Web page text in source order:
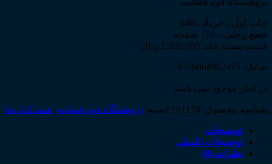
چاپ اول ـ خرداد 1401
قطع رحلی – 119 صفحه
قیمت پشت جلد: 1.200.000 ریال
شابک: 9786004802475
در انبار موجود نمی باشد
شناسه محصول: 101178 دسته: پژوهشگاه قوه قضاییه, همه‌ـ‌کتاب‌ها
توضیحات
توضیحات تکمیلی
نظرات (0)